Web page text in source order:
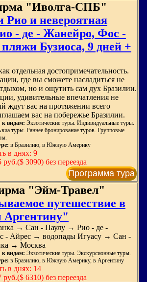
"Иволга-СПБ"
и невероятная
- де - Жанейро, Фос -
пляжи Бузиоса, 9 дней +
отдельная достопримечательность.
где вы сможете насладиться не
но и ощутить сам дух Бразилии.
удивительные впечатления не
ждут вас на протяжении всего
вас на побережье Бразилии.
к видам: Экзотические туры. Индивидуальные туры.
туры. Раннее бронирование туров. Групповые
в Бразилию, в Южную Америку
в днях: 9
3090) без переезда
Программа тура
"Эйм-Травел"
путешествие в
Аргентину"
→ Сан - Паулу → Рио - де -
- Айрес → водопады Игуасу → Сан -
→ Москва
к видам: Экзотические туры. Экскурсионные туры.
в Бразилию, в Южную Америку, в Аргентину
в днях: 14
6310) без переезда